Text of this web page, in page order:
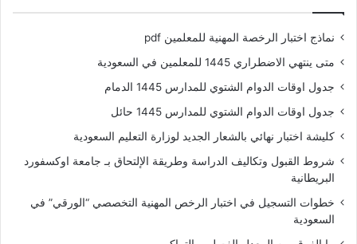
نماذج اختبار الرخصة المهنية للمعلمين pdf
متى ينتهي الاضطراري 1445 للمعلمين في السعودية
جدول اوقات الدوام الشتوي للمدارس 1445 الدمام
جدول اوقات الدوام الشتوي للمدارس 1445 حائل
كليشة اختبار نهائي بالشعار الجديد لوزارة التعليم السعودية
شروط القبول وتكاليف الدراسة وطريقة الإلتحاق بـ جامعة اوكسفورد
البريطانية
خطوات التسجيل في اختبار الرخص المهنية التخصصي “الورقي” في
السعودية